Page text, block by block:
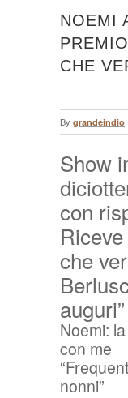
NOEMI
CHE
By grandeindio
Show
con
che
auguri”
Noemi:
con me
nonni”